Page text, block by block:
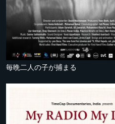
毎晩二人の子が捕まる